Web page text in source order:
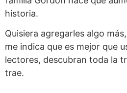
historia.
Quisiera agregarles algo
me indica que es mejor que
lectores, descubran toda la
trae.